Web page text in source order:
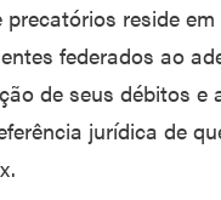
reside
federados ao
de seus débitos e
jurídica de